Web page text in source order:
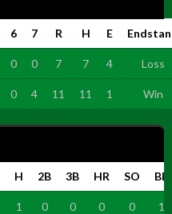
6 7 R H E
0 0 7 7 4 Loss
0 4 11 11 1 Win
H 2B 3B HR SO BB
1 0 0 0 0 1